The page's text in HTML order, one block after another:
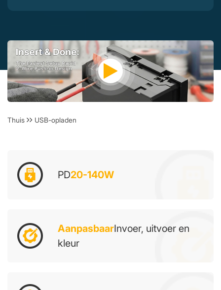
Thuis USB-opladen
PD20-140W
AanpasbaarInvoer, uitvoer en
kleur